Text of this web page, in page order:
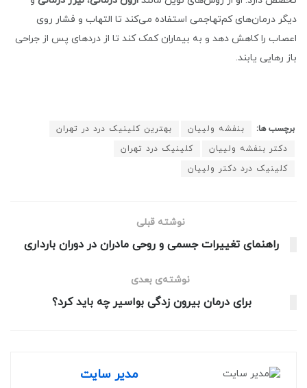
دیگر درمان‌های کم‌تهاجمی استفاده می‌کند تا التهاب و فشار روی
اعصاب را کاهش دهد و به بیماران کمک کند تا از دردهای پس از جراحی
باز رهایی یابند.
برچسب ها: بنفشه ولییان
بهترین کلینیک درد در تهران
دکتر بنفشه ولییان
کلینیک درد تهران
کلینیک درد دکتر ولییان
نوشته قبلی
راهنمای تغییرات جسمی و روحی مادران در دوران بارداری
نوشته‌ی بعدی
برای درمان بیرون زدگی بواسیر چه باید کرد؟
مدیر سایت